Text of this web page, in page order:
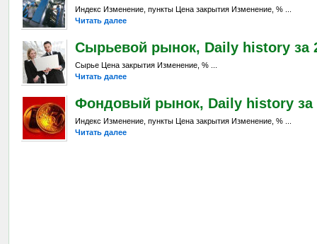
Индекс Изменение, пункты Цена закрытия Изменение, % ...
Читать далее
Сырьевой рынок, Daily history за
Сырье Цена закрытия Изменение, % ...
Читать далее
Фондовый рынок, Daily history за
Индекс Изменение, пункты Цена закрытия Изменение, % ...
Читать далее